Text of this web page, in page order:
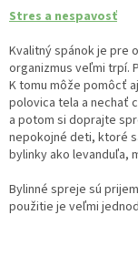
Stres a nespavosť
Kvalitný spánok je pre
organizmus veľmi trpí.
K tomu môže pomôcť
polovica tela a nechať
a potom si doprajte
nepokojné deti, ktoré
bylinky ako levanduľa,
Bylinné spreje sú
použitie je veľmi